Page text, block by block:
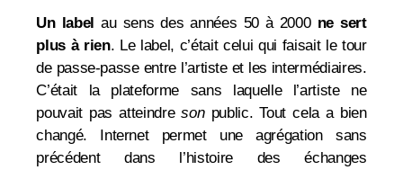
Un labelau sens des années 50 à 2000 ne sert
plus à rien. Le label, c’était celui qui faisait le tour
de passe-passe entre l’artiste et les intermédiaires.
C’était la plateforme sans laquelle l’artiste ne
pouvait pas atteindresonpublic. Tout cela a bien
changé. Internet permet une agrégation sans
précédent dans l’histoire des échanges